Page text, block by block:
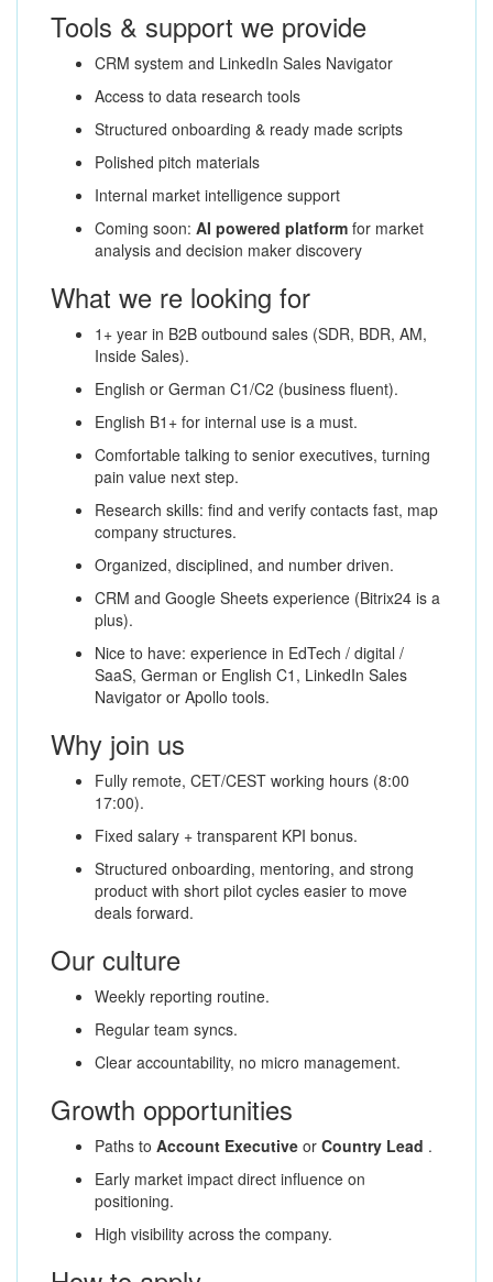
Tools & support we provide
CRM system and LinkedIn Sales Navigator
Access to data research tools
Structured onboarding & ready made scripts
Polished pitch materials
Internal market intelligence support
Coming soon: AI powered platform for market
analysis and decision maker discovery
What we re looking for
1+ year in B2B outbound sales (SDR, BDR, AM,
Inside Sales).
English or German C1/C2 (business fluent).
English B1+ for internal use is a must.
Comfortable talking to senior executives, turning
pain value next step.
Research skills: find and verify contacts fast, map
company structures.
Organized, disciplined, and number driven.
CRM and Google Sheets experience (Bitrix24 is a
plus).
Nice to have: experience in EdTech / digital /
SaaS, German or English C1, LinkedIn Sales
Navigator or Apollo tools.
Why join us
Fully remote, CET/CEST working hours (8:00
17:00).
Fixed salary + transparent KPI bonus.
Structured onboarding, mentoring, and strong
product with short pilot cycles easier to move
deals forward.
Our culture
Weekly reporting routine.
Regular team syncs.
Clear accountability, no micro management.
Growth opportunities
Paths to Account Executive or Country Lead .
Early market impact direct influence on
positioning.
High visibility across the company.